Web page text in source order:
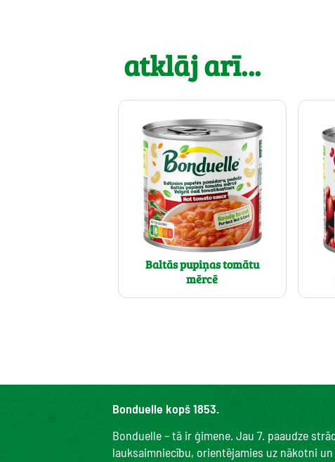
atklāj arī...
Baltās pupiņas tomātu
mērcē
Bonduelle kopš 1853.
Bonduelle – tā ir ģimene. Jau 7. paaudze
lauksaimniecību, orientējamies uz nākotni